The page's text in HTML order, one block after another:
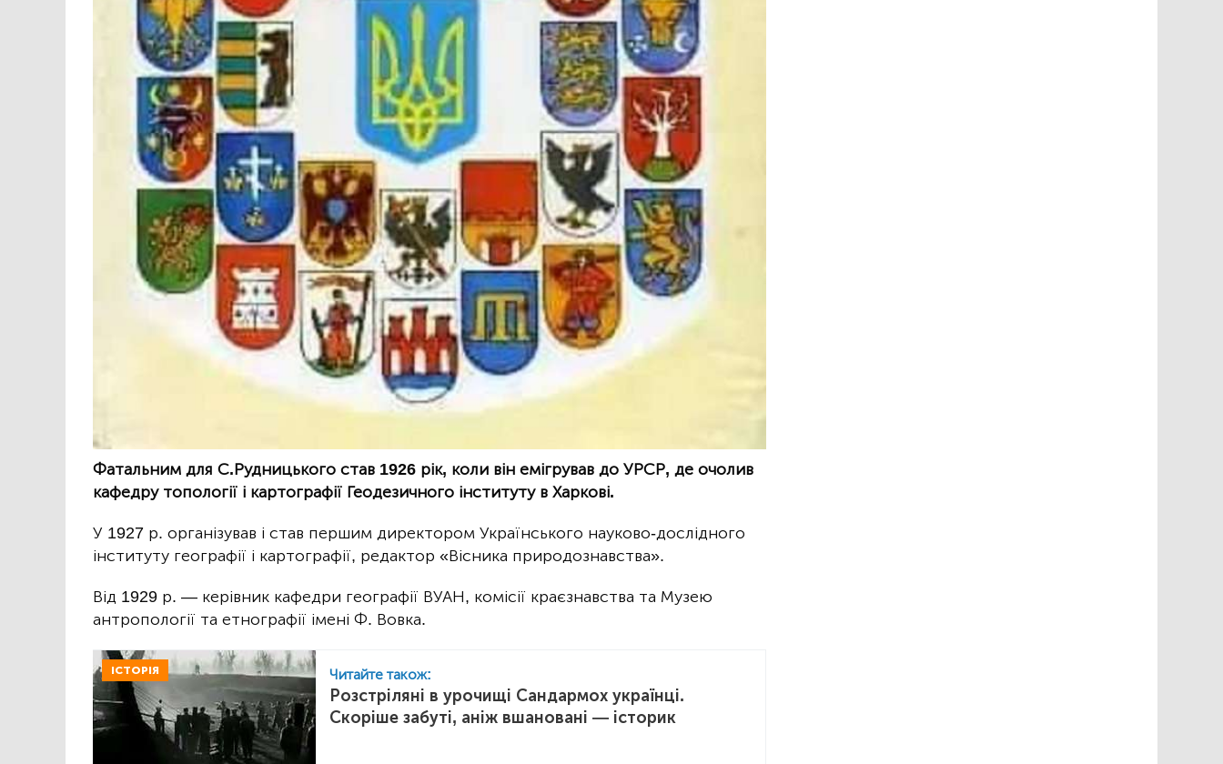
Фатальним для С.Рудницького став 1926 рік, коли він емігрував до УРСР, де очолив
кафедру топології і картографії Геодезичного інституту в Харкові.
У 1927 р. організував і став першим директором Українського науково-дослідного
інституту географії і картографії, редактор «Вісника природознавства».
Від 1929 р. — керівник кафедри географії ВУАН, комісії краєзнавства та Музею
антропології та етнографії імені Ф. Вовка.
ІСТОРІЯ Читайте також:
Розстріляні в урочищі Сандармох українці.
Скоріше забуті, аніж вшановані — історик